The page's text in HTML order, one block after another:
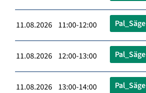
11.08.2026 11:00-12:00 Pal_Säge
11.08.2026 12:00-13:00 Pal_Säge
11.08.2026 13:00-14:00 Pal_Säge